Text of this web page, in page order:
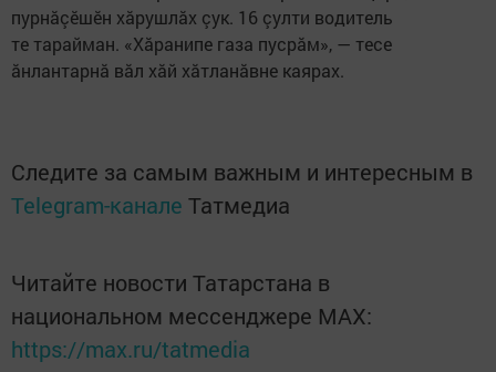
пурнăçӗшӗн хăрушлăх çук. 16 çулти водитель
те тарайман. «Хăранипе газа пусрăм», — тесе
ăнлантарнă вăл хăй хăтланăвне каярах.
Следите за самым важным и интересным в
Telegram-канале Татмедиа
Читайте новости Татарстана в
национальном мессенджере MАХ:
https://max.ru/tatmedia